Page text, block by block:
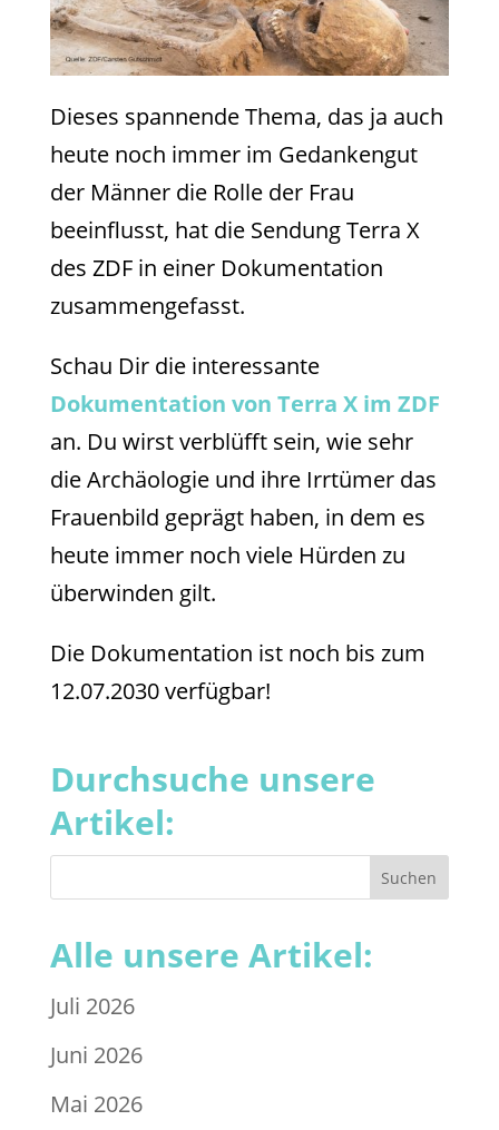
Dieses spannende Thema, das ja auch
heute noch immer im Gedankengut
der Männer die Rolle der Frau
beeinflusst, hat die Sendung Terra X
des ZDF in einer Dokumentation
zusammengefasst.
Schau Dir die interessante
Dokumentation von Terra X im ZDF
an. Du wirst verblüfft sein, wie sehr
die Archäologie und ihre Irrtümer das
Frauenbild geprägt haben, in dem es
heute immer noch viele Hürden zu
überwinden gilt.
Die Dokumentation ist noch bis zum
12.07.2030 verfügbar!
Durchsuche unsere
Artikel:
Alle unsere Artikel:
Juli 2026
Juni 2026
Mai 2026